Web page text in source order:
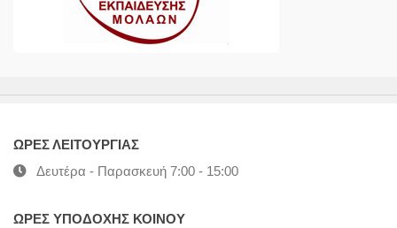
ΩΡΕΣ ΛΕΙΤΟΥΡΓΙΑΣ
Δευτέρα - Παρασκευή 7:00 - 15:00
ΩΡΕΣ ΥΠΟΔΟΧΗΣ ΚΟΙΝΟΥ